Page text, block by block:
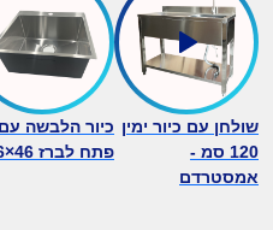
שולחן עם כיור ימין
120 סמ -
אמסטרדם
כיור הלבשה עם
פתח לברז 46×36